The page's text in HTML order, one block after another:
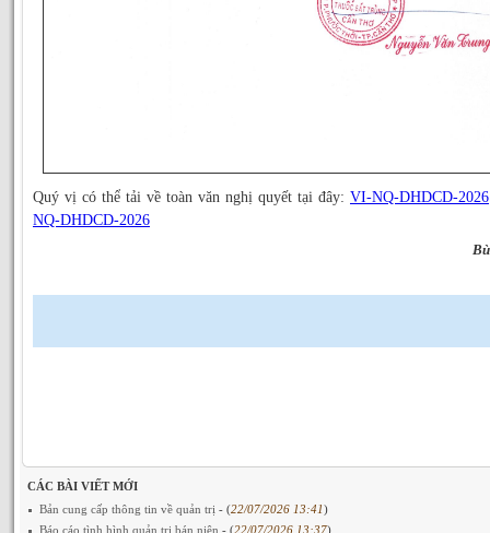
Quý vị có thể tải về toàn văn nghị quyết tại đây: VI-NQ-DHDCD-2026
NQ-DHDCD-2026
CÁC BÀI VIẾT MỚI
Bản cung cấp thông tin về quản trị - (22/07/2026 13:41)
Báo cáo tình hình quản trị bán niên - (22/07/2026 13:37)